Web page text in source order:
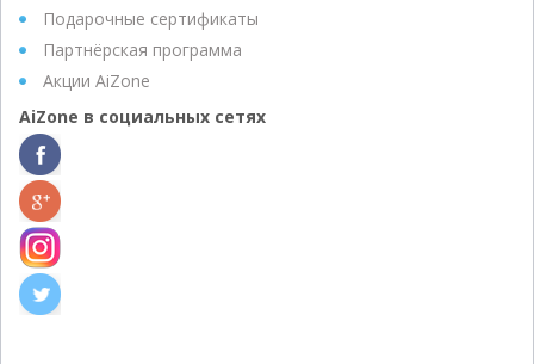
Подарочные сертификаты
Партнёрская программа
Акции AiZone
AiZone в социальных сетях